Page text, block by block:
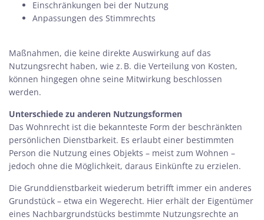
Einschränkungen bei der Nutzung
Anpassungen des Stimmrechts
Maßnahmen, die keine direkte Auswirkung auf das
Nutzungsrecht haben, wie z. B. die Verteilung von Kosten,
können hingegen ohne seine Mitwirkung beschlossen
werden.
Unterschiede zu anderen Nutzungsformen
Das Wohnrecht ist die bekannteste Form der beschränkten
persönlichen Dienstbarkeit. Es erlaubt einer bestimmten
Person die Nutzung eines Objekts – meist zum Wohnen –
jedoch ohne die Möglichkeit, daraus Einkünfte zu erzielen.
Die Grunddienstbarkeit wiederum betrifft immer ein anderes
Grundstück – etwa ein Wegerecht. Hier erhält der Eigentümer
eines Nachbargrundstücks bestimmte Nutzungsrechte an